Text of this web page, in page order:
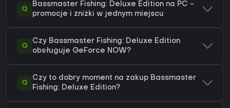
Q
Bassmaster Fishing: Deluxe Edition na PC -
promocje i zniżki w jednym miejscu
Q
Czy Bassmaster Fishing: Deluxe Edition
obsługuje GeForce NOW?
Q
Czy to dobry moment na zakup Bassmaster
Fishing: Deluxe Edition?